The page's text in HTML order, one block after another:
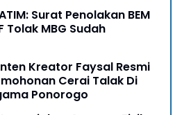
Surat Penolakan BEM
Tolak MBG Sudah
Kreator Faysal Resmi
Cerai Talak Di
Ponorogo